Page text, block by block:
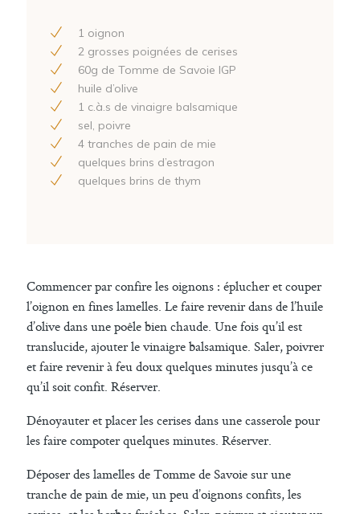
1 oignon
2 grosses poignées de cerises
60g de Tomme de Savoie IGP
huile d’olive
1 c.à.s de vinaigre balsamique
sel, poivre
4 tranches de pain de mie
quelques brins d’estragon
quelques brins de thym
Commencer par confire les oignons : éplucher et couper
l’oignon en fines lamelles. Le faire revenir dans de l’huile
d’olive dans une poêle bien chaude. Une fois qu’il est
translucide, ajouter le vinaigre balsamique. Saler, poivrer
et faire revenir à feu doux quelques minutes jusqu’à ce
qu’il soit confit. Réserver.
Dénoyauter et placer les cerises dans une casserole pour
les faire compoter quelques minutes. Réserver.
Déposer des lamelles de Tomme de Savoie sur une
tranche de pain de mie, un peu d’oignons confits, les